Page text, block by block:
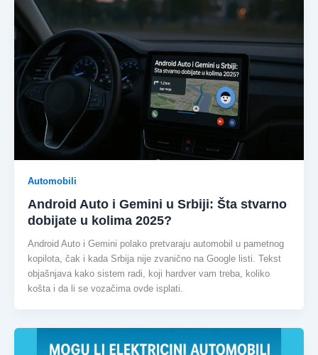
Automobili
Android Auto i Gemini u Srbiji: Šta stvarno
dobijate u kolima 2025?
Android Auto i Gemini polako pretvaraju automobil u pametnog
kopilota, čak i kada Srbija nije zvanično na Google listi. Tekst
objašnjava kako sistem radi, koji hardver vam treba, koliko
košta i da li se vozačima ovde isplati.